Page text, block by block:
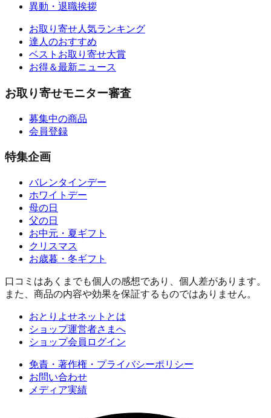
異動・退職挨拶
お取り寄せ人気ランキング
達人のおすすめ
ベストお取り寄せ大賞
お得＆最新ニュース
お取り寄せモニター審査
募集中の商品
会員登録
特集企画
バレンタインデー
ホワイトデー
母の日
父の日
お中元・夏ギフト
クリスマス
お歳暮・冬ギフト
口コミはあくまでも個人の感想であり、個人差があります。
また、商品の内容や効果を保証するものではありません。
おとりよせネットとは
ショップ運営者さまへ
ショップ会員ログイン
免責・著作権・プライバシーポリシー
お問い合わせ
メディア実績